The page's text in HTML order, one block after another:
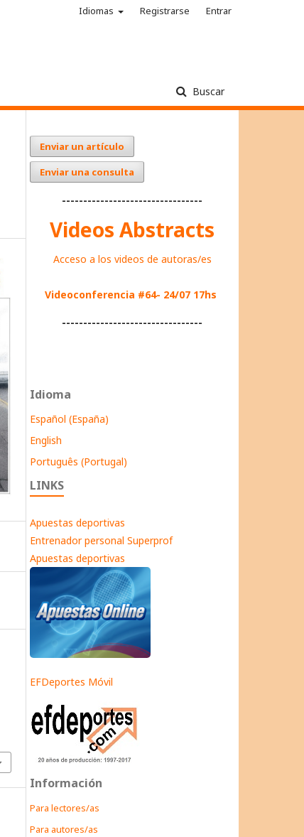
Buscar
Idiomas Registrarse Entrar
Enviar un artículo
Enviar una consulta
---------------------------------
Videos Abstracts
Acceso a los videos de autoras/es
Videoconferencia #64- 24/07 17hs
---------------------------------
Idioma
Español (España)
English
Português (Portugal)
LINKS
Apuestas deportivas
Entrenador personal Superprof
Apuestas deportivas
EFDeportes Móvil
Información
Para lectores/as
Para autores/as